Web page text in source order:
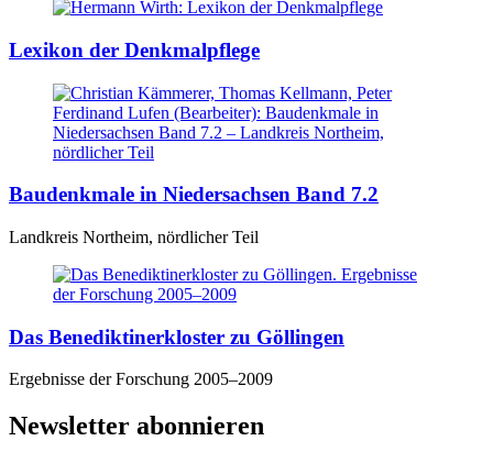
Lexikon der Denkmalpflege
Baudenkmale in Niedersachsen Band 7.2
Landkreis Northeim, nördlicher Teil
Das Benediktinerkloster zu Göllingen
Ergebnisse der Forschung 2005–2009
Newsletter abonnieren